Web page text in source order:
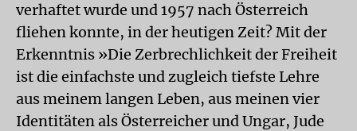
verhaftet wurde und 1957 nach Österreich
fliehen konnte, in der heutigen Zeit? Mit der
Erkenntnis »Die Zerbrechlichkeit der Freiheit
ist die einfachste und zugleich tiefste Lehre
aus meinem langen Leben, aus meinen vier
Identitäten als Österreicher und Ungar, Jude